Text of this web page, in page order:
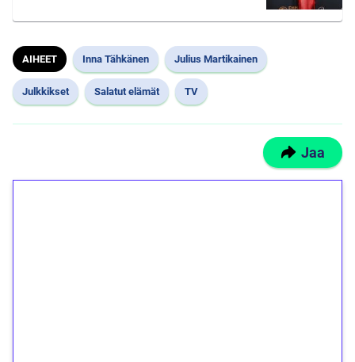
AIHEET Inna Tähkänen Julius Martikainen
Julkkikset Salatut elämät TV
Jaa